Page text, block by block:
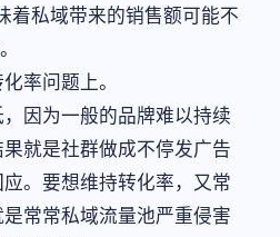
着私域带来的销售额可能不
率问题上。
因为一般的品牌难以持续
就是社群做成不停发广告
。要想维持转化率，又常
常常私域流量池严重侵害